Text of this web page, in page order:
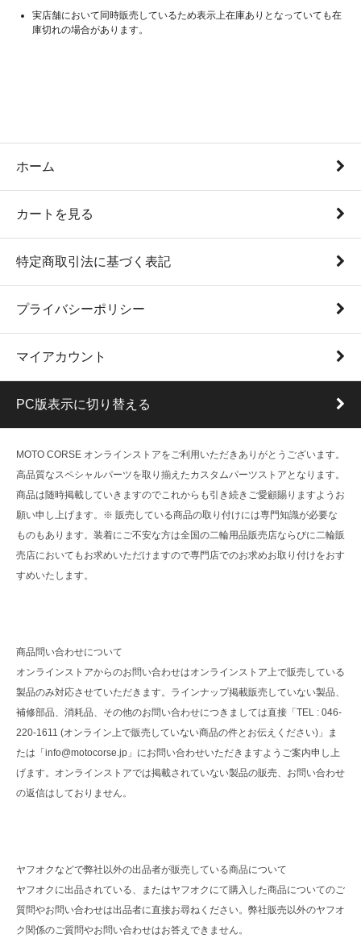
実店舗において同時販売しているため表示上在庫ありとなっていても在
庫切れの場合があります。
ホーム
カートを見る
特定商取引法に基づく表記
プライバシーポリシー
マイアカウント
PC版表示に切り替える
MOTO CORSE オンラインストアをご利用いただきありがとうございます。
高品質なスペシャルパーツを取り揃えたカスタムパーツストアとなります。
商品は随時掲載していきますのでこれからも引き続きご愛顧賜りますようお
願い申し上げます。※ 販売している商品の取り付けには専門知識が必要な
ものもあります。装着にご不安な方は全国の二輪用品販売店ならびに二輪販
売店においてもお求めいただけますので専門店でのお求めお取り付けをおす
すめいたします。
商品問い合わせについて
オンラインストアからのお問い合わせはオンラインストア上で販売している
製品のみ対応させていただきます。ラインナップ掲載販売していない製品、
補修部品、消耗品、その他のお問い合わせにつきましては直接「TEL : 046-
220-1611 (オンライン上で販売していない商品の件とお伝えください)」ま
たは「info@motocorse.jp」にお問い合わせいただきますようご案内申し上
げます。オンラインストアでは掲載されていない製品の販売、お問い合わせ
の返信はしておりません。
ヤフオクなどで弊社以外の出品者が販売している商品について
ヤフオクに出品されている、またはヤフオクにて購入した商品についてのご
質問やお問い合わせは出品者に直接お尋ねください。弊社販売以外のヤフオ
ク関係のご質問やお問い合わせはお答えできません。